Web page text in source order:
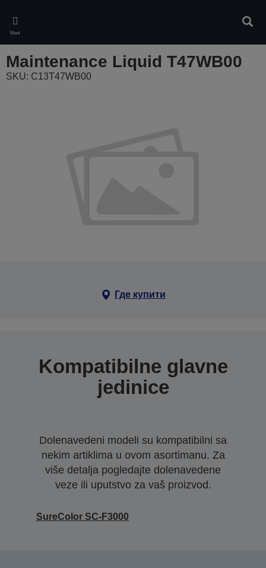
main
content
Meni
Maintenance Liquid T47WB00
SKU: C13T47WB00
Где купити
Kompatibilne glavne
jedinice
Dolenavedeni modeli su kompatibilni sa
nekim artiklima u ovom asortimanu. Za
više detalja pogledajte dolenavedene
veze ili uputstvo za vaš proizvod.
SureColor SC-F3000